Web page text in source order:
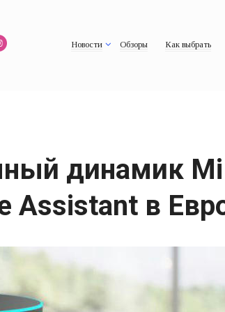
Новости Обзоры Как выбрать
динамик Mi
Assistant в